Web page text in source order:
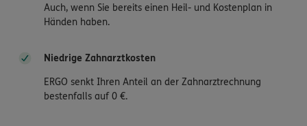
Auch, wenn Sie bereits einen Heil- und Kostenplan in
Händen haben.
Niedrige Zahnarztkosten
ERGO senkt Ihren Anteil an der Zahnarztrechnung
bestenfalls auf 0 €.